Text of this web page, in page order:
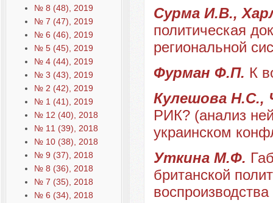
№ 8 (48), 2019
№ 7 (47), 2019
№ 6 (46), 2019
№ 5 (45), 2019
№ 4 (44), 2019
№ 3 (43), 2019
№ 2 (42), 2019
№ 1 (41), 2019
№ 12 (40), 2018
№ 11 (39), 2018
№ 10 (38), 2018
№ 9 (37), 2018
№ 8 (36), 2018
№ 7 (35), 2018
№ 6 (34), 2018
Сурма И.В.,
политическая
региональной
Фурман Ф.П. К
Кулешова Н.С.,
РИК? (анализ
украинском
Уткина М.Ф.
британской
воспроизводства